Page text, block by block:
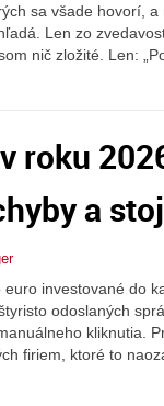
sa všade hovorí,
Len zo
nič zložité. Len:
roku
a
investované do
odoslaných
kliknutia.
firiem, ktoré to